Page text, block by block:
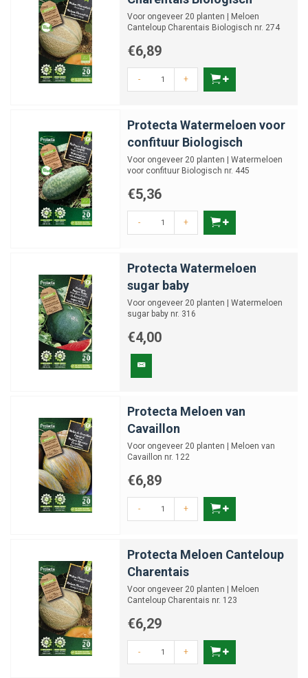
Voor ongeveer 20 planten | Meloen
Canteloup Charentais Biologisch nr. 274
€6,89
- +
Protecta Watermeloen voor
confituur Biologisch
Voor ongeveer 20 planten | Watermeloen
voor confituur Biologisch nr. 445
€5,36
- +
Protecta Watermeloen
sugar baby
Voor ongeveer 20 planten | Watermeloen
sugar baby nr. 316
€4,00
Protecta Meloen van
Cavaillon
Voor ongeveer 20 planten | Meloen van
Cavaillon nr. 122
€6,89
- +
Protecta Meloen Canteloup
Charentais
Voor ongeveer 20 planten | Meloen
Canteloup Charentais nr. 123
€6,29
- +